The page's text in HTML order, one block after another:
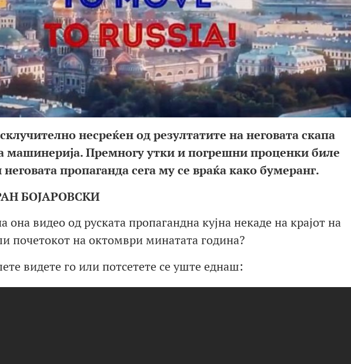
несреќен од резултатите на неговата скапа
машинерија. Премногу утки и погрешни проценки биле
пропаганда сега му се враќа како бумеранг.
БОЈАРОВСКИ
она видео од руската пропагандна кујна некаде на крајот на
почетокот на октомври минатата година?
видете го или потсетете се уште еднаш: